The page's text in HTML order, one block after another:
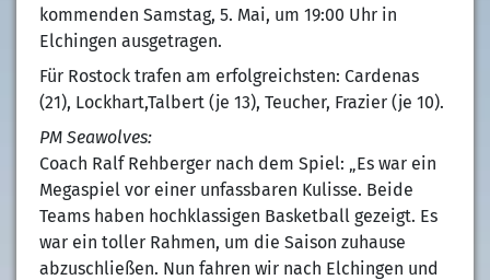
kommenden Samstag, 5. Mai, um 19:00 Uhr in
Elchingen ausgetragen.
Für Rostock trafen am erfolgreichsten: Cardenas
(21), Lockhart,Talbert (je 13), Teucher, Frazier (je 10).
PM Seawolves:
Coach Ralf Rehberger nach dem Spiel: „Es war ein
Megaspiel vor einer unfassbaren Kulisse. Beide
Teams haben hochklassigen Basketball gezeigt. Es
war ein toller Rahmen, um die Saison zuhause
abzuschließen. Nun fahren wir nach Elchingen und